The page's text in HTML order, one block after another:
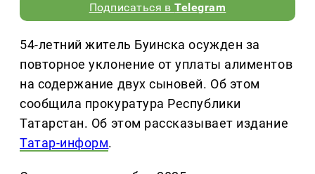
Подписаться вTelegram
54-летний житель Буинска осужден за
повторное уклонение от уплаты алиментов
на содержание двух сыновей. Об этом
сообщила прокуратура Республики
Татарстан. Об этом рассказывает издание
Татар-информ.